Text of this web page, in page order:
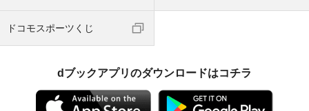
ドコモスポーツくじ
dブックアプリのダウンロードはコチラ